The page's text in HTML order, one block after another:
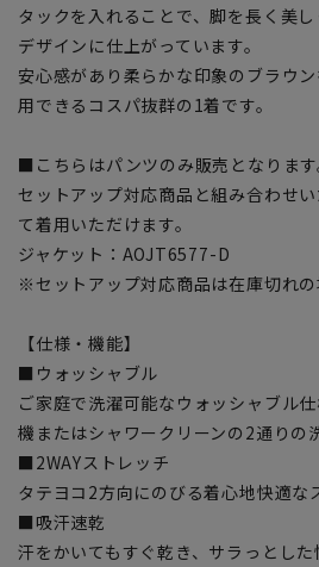
タックを入れることで、脚を長く美
デザインに仕上がっています。
安心感があり柔らかな印象のブラウ
用できるコスパ抜群の1着です。
■こちらはパンツのみ販売となります
セットアップ対応商品と組み合わせ
て着用いただけます。
ジャケット：AOJT6577-D
※セットアップ対応商品は在庫切れの
【仕様・機能】
■ウォッシャブル
ご家庭で洗濯可能なウォッシャブル
機またはシャワークリーンの2通りの
■2WAYストレッチ
タテヨコ2方向にのびる着心地快適な
■吸汗速乾
汗をかいてもすぐ乾き、サラっとした